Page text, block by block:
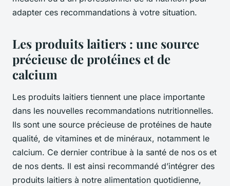
adapter ces recommandations à votre situation.
Les produits laitiers : une source
précieuse de protéines et de
calcium
Les produits laitiers tiennent une place importante
dans les nouvelles recommandations nutritionnelles.
Ils sont une source précieuse de protéines de haute
qualité, de vitamines et de minéraux, notamment le
calcium. Ce dernier contribue à la santé de nos os et
de nos dents. Il est ainsi recommandé d’intégrer des
produits laitiers à notre alimentation quotidienne,